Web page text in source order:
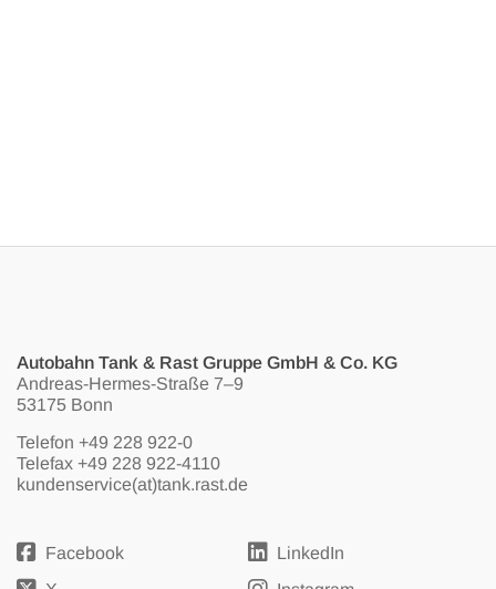
Autobahn Tank & Rast Gruppe GmbH & Co. KG
Andreas-Hermes-Straße 7–9
53175 Bonn
Telefon +49 228 922-0
Telefax +49 228 922-4110
kundenservice(at)tank.rast.de
Facebook
LinkedIn